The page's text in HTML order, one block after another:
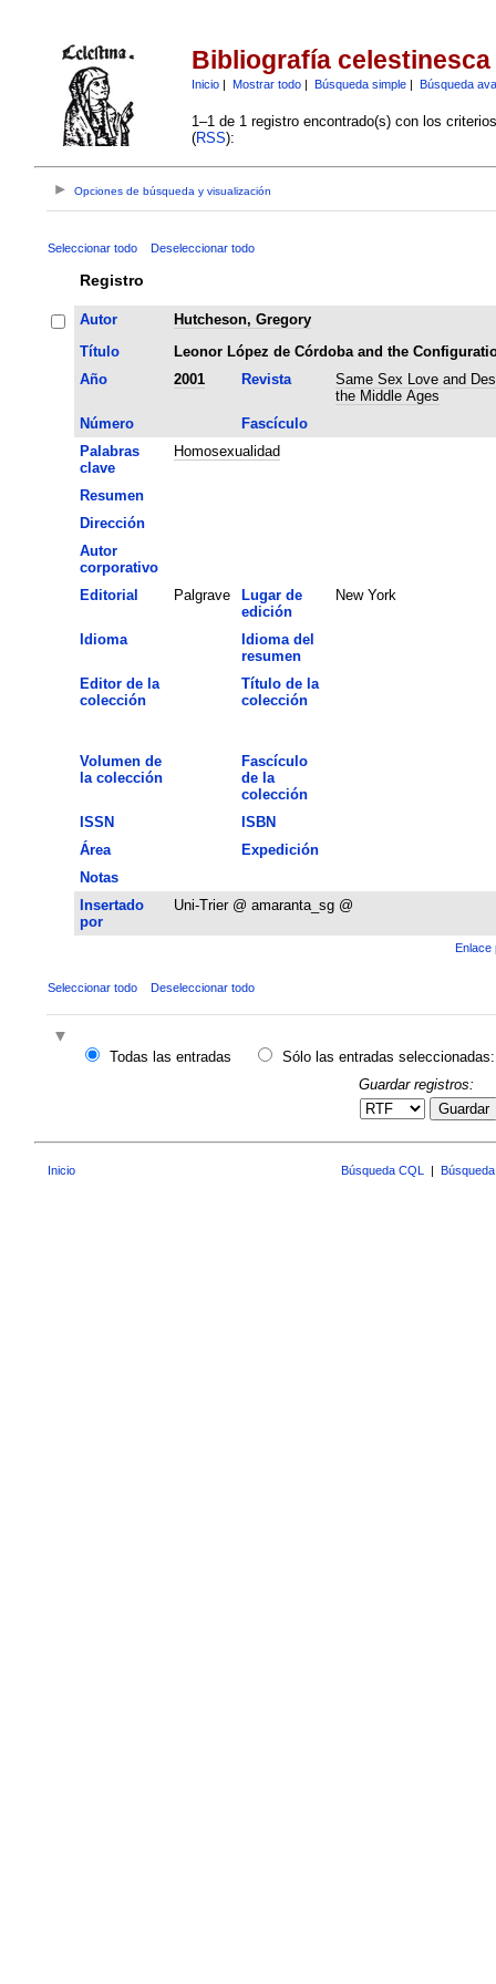
Bibliografía celestinesca
Inicio| Mostrar todo| Búsqueda simple| Búsqueda
1–1 de 1 registro encontrado(s) con los
(RSS):
Opciones de búsqueda y visualización
Seleccionar todo Deseleccionar todo
Registro
Autor
Hutcheson, Gregory
Título
Leonor López de Córdoba and the
Año
2001 Revista
Same Sex Love and
the Middle Ages
Número
Fascículo
Palabras
clave
Homosexualidad
Resumen
Dirección
Autor
corporativo
Editorial
Palgrave
Lugar de
edición
New York
Idioma
Idioma del
resumen
Editor de la
colección
Título de la
colección
Volumen de
la colección
Fascículo
de la
colección
ISSN
ISBN
Área
Expedición
Notas
Insertado
por
Uni-Trier @ amaranta_sg @
Enlace
Seleccionar todo Deseleccionar todo
Todas las entradas
Sólo las entradas seleccionadas:
Guardar registros:
Guardar
Inicio Búsqueda CQL